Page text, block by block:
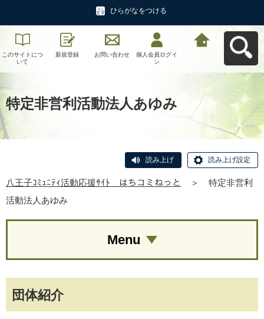
ひらがなをつける
このサイトにつ
いて
新規登録 お問い合わせ
個人会員ログイ
ン
特定非営利活動法人あゆみ
読み上げ 読み上げ設定
八王子ｺﾐｭﾆﾃｨ活動応援ｻｲﾄ はちコミねっと ＞
特定非営利
活動法人あゆみ
団体紹介
Menu